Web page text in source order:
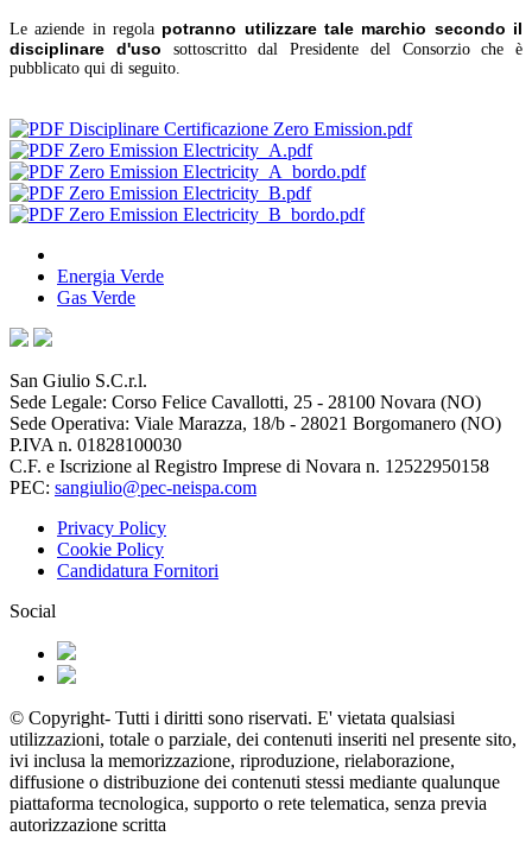
Le aziende in regola potranno utilizzare tale marchio secondo il
disciplinare d'uso sottoscritto dal Presidente del Consorzio che è
pubblicato qui di seguito.
Disciplinare Certificazione Zero Emission.pdf
Zero Emission Electricity_A.pdf
Zero Emission Electricity_A_bordo.pdf
Zero Emission Electricity_B.pdf
Zero Emission Electricity_B_bordo.pdf
Energia Verde
Gas Verde
San Giulio S.C.r.l.
Sede Legale: Corso Felice Cavallotti, 25 - 28100 Novara (NO)
Sede Operativa: Viale Marazza, 18/b - 28021 Borgomanero (NO)
P.IVA n. 01828100030
C.F. e Iscrizione al Registro Imprese di Novara n. 12522950158
PEC: sangiulio@pec-neispa.com
Privacy Policy
Cookie Policy
Candidatura Fornitori
Social
© Copyright- Tutti i diritti sono riservati. E' vietata qualsiasi
utilizzazioni, totale o parziale, dei contenuti inseriti nel presente sito,
ivi inclusa la memorizzazione, riproduzione, rielaborazione,
diffusione o distribuzione dei contenuti stessi mediante qualunque
piattaforma tecnologica, supporto o rete telematica, senza previa
autorizzazione scritta